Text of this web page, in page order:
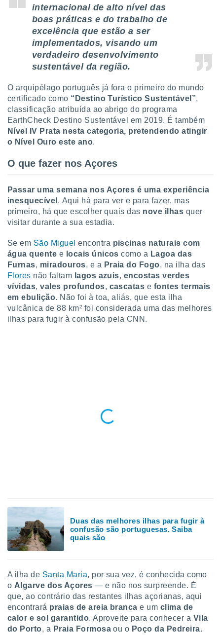
medir
da
medir o
dos
os
ou
e melhorar
dados
através
internacional de alto nível das
boas práticas e do trabalho de
excelência que estão a ser
implementados, visando um
verdadeiro desenvolvimento
sustentável da região.
O arquipélago português já fora o primeiro do mundo
certificado como “Destino Turístico Sustentável”,
classificação atribuída ao abrigo do programa
EarthCheck Destino Sustentável em 2019. É também
Nível IV Prata nesta categoria, pretendendo atingir
o Nível Ouro este ano.
O que fazer nos Açores
Passar uma semana nos Açores é uma experiência
inesquecível . Aqui há para ver e para fazer, mas
primeiro, há que escolher quais das nove ilhas quer
visitar durante a sua estadia.
Se em São Miguel encontra piscinas naturais com
água quente e locais únicos como a Lagoa das
Furnas, miradouros, e a Praia do Fogo, na ilha das
Flores não faltam lagos azuis, encostas verdes
vívidas,vales profundos, cascatas e fontes termais
em ebulição. Não foi à toa, aliás, que esta ilha
vulcânica de 88 km² foi considerada uma das melhores
ilhas para fugir à confusão pela CNN.
Duas das melhores ilhas para fugir à
confusão são portuguesas. Saiba
quais são
A ilha de Santa Maria, por sua vez, é conhecida como
o Algarve dos Açores — e não nos surpreende. É
que, ao contrário das restantes ilhas açorianas, aqui
encontrará praias de areia branca e um clima de
calor e sol garantido. Aproveite para conhecer a Vila
do Porto, a Praia Formosa ou o Poço da Pedreira.